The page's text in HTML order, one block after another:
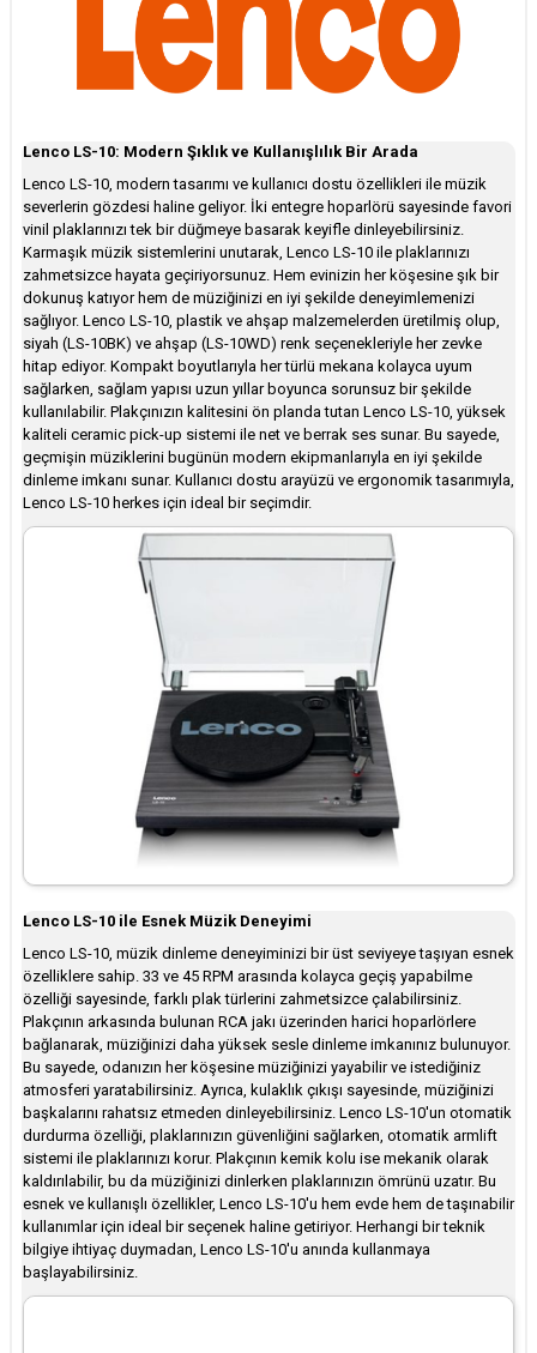
Lenco LS-10: Modern Şıklık ve Kullanışlılık Bir Arada
Lenco LS-10, modern tasarımı ve kullanıcı dostu özellikleri ile müzik
severlerin gözdesi haline geliyor. İki entegre hoparlörü sayesinde favori
vinil plaklarınızı tek bir düğmeye basarak keyifle dinleyebilirsiniz.
Karmaşık müzik sistemlerini unutarak, Lenco LS-10 ile plaklarınızı
zahmetsizce hayata geçiriyorsunuz. Hem evinizin her köşesine şık bir
dokunuş katıyor hem de müziğinizi en iyi şekilde deneyimlemenizi
sağlıyor. Lenco LS-10, plastik ve ahşap malzemelerden üretilmiş olup,
siyah (LS-10BK) ve ahşap (LS-10WD) renk seçenekleriyle her zevke
hitap ediyor. Kompakt boyutlarıyla her türlü mekana kolayca uyum
sağlarken, sağlam yapısı uzun yıllar boyunca sorunsuz bir şekilde
kullanılabilir. Plakçınızın kalitesini ön planda tutan Lenco LS-10, yüksek
kaliteli ceramic pick-up sistemi ile net ve berrak ses sunar. Bu sayede,
geçmişin müziklerini bugünün modern ekipmanlarıyla en iyi şekilde
dinleme imkanı sunar. Kullanıcı dostu arayüzü ve ergonomik tasarımıyla,
Lenco LS-10 herkes için ideal bir seçimdir.
Lenco LS-10 ile Esnek Müzik Deneyimi
Lenco LS-10, müzik dinleme deneyiminizi bir üst seviyeye taşıyan esnek
özelliklere sahip. 33 ve 45 RPM arasında kolayca geçiş yapabilme
özelliği sayesinde, farklı plak türlerini zahmetsizce çalabilirsiniz.
Plakçının arkasında bulunan RCA jakı üzerinden harici hoparlörlere
bağlanarak, müziğinizi daha yüksek sesle dinleme imkanınız bulunuyor.
Bu sayede, odanızın her köşesine müziğinizi yayabilir ve istediğiniz
atmosferi yaratabilirsiniz. Ayrıca, kulaklık çıkışı sayesinde, müziğinizi
başkalarını rahatsız etmeden dinleyebilirsiniz. Lenco LS-10'un otomatik
durdurma özelliği, plaklarınızın güvenliğini sağlarken, otomatik armlift
sistemi ile plaklarınızı korur. Plakçının kemik kolu ise mekanik olarak
kaldırılabilir, bu da müziğinizi dinlerken plaklarınızın ömrünü uzatır. Bu
esnek ve kullanışlı özellikler, Lenco LS-10'u hem evde hem de taşınabilir
kullanımlar için ideal bir seçenek haline getiriyor. Herhangi bir teknik
bilgiye ihtiyaç duymadan, Lenco LS-10'u anında kullanmaya
başlayabilirsiniz.